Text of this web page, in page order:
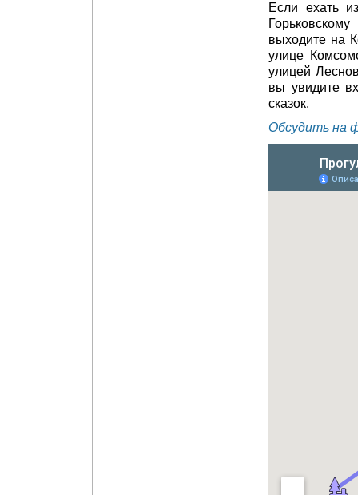
Если ехать
выходите на
улице
улицей
вы увидите
сказок.
Обсудить на